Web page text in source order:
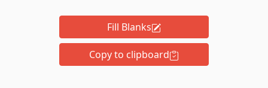
Fill Blanks
Copy to clipboard